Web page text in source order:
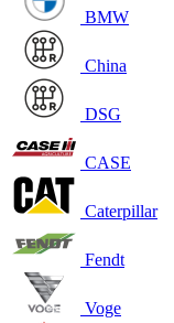
BMW
China
DSG
CASE
Caterpillar
Fendt
Voge